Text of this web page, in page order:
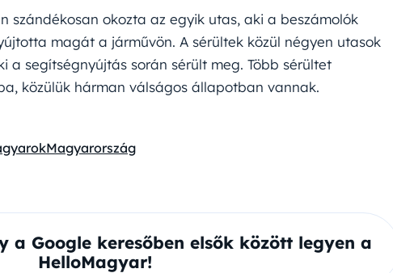
szándékosan okozta az egyik utas, aki a beszámolók
magát a járművön. A sérültek közül négyen utasok
a segítségnyújtás során sérült meg. Több sérültet
közülük hárman válságos állapotban vannak.
Magyarország
Google keresőben elsők között legyen a
HelloMagyar!